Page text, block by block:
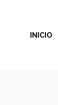
contenidoINICIO